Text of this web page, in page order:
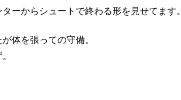
ーからシュートで終わる形を見せてます。
体を張っての守備。